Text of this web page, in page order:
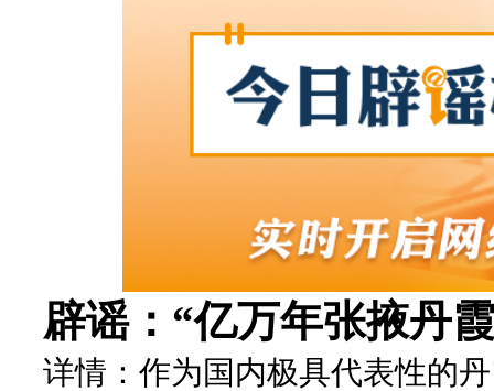
辟谣：“亿万年张掖丹
详情：作为国内极具代表性的